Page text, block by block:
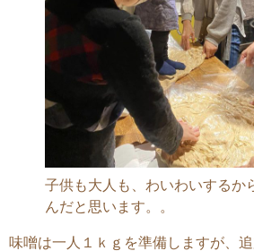
子供も大人も、わいわいするか
んだと思います。。
味噌は一人１ｋｇを準備しますが、